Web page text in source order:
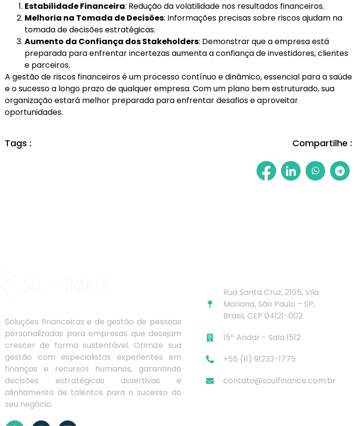
Estabilidade Financeira: Redução da volatilidade nos resultados financeiros.
Melhoria na Tomada de Decisões: Informações precisas sobre riscos ajudam na
tomada de decisões estratégicas.
Aumento da Confiança dos Stakeholders: Demonstrar que a empresa está
preparada para enfrentar incertezas aumenta a confiança de investidores, clientes
e parceiros.
A gestão de riscos financeiros é um processo contínuo e dinâmico, essencial para a saúde
e o sucesso a longo prazo de qualquer empresa. Com um plano bem estruturado, sua
organização estará melhor preparada para enfrentar desafios e aproveitar
oportunidades.
Tags : Compartilhe :
Soluções financeiras e de gestão de pessoas
personalizadas para empresas que desejam
crescer de forma sustentável. Otimize sua
gestão com especialistas experientes em
finanças e recursos humanos, garantindo
decisões estratégicas assertivas e
alinhamento de talentos para o sucesso do
seu negócio.
Rua Santa Cruz, 2105, Vila
Mariana, São Paulo – SP,
Brasil, CEP 04121-002
15º Andar - Sala 1512
+55 (11) 91233-1775
contato@soulfinance.com.br